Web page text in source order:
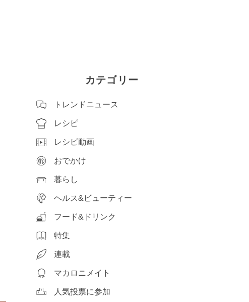
カテゴリー
トレンドニュース
レシピ
レシピ動画
おでかけ
暮らし
ヘルス&ビューティー
フード&ドリンク
特集
連載
マカロニメイト
人気投票に参加